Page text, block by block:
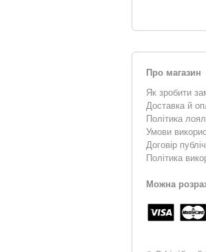
Про магазин
Як зробити
Доставка й
Політика
Умови
Договір
Політика
Можна